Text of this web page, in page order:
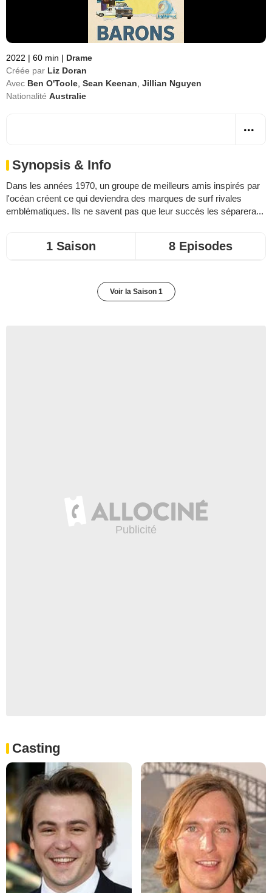
2022 | 60 min | Drame
Créée par Liz Doran
Avec Ben O'Toole Sean Keenan Jillian Nguyen
Nationalité Australie
Synopsis & Info
Dans les années 1970, un groupe de meilleurs amis inspirés par
l'océan créent ce qui deviendra des marques de surf rivales
emblématiques. Ils ne savent pas que leur succès les séparera...
1 Saison 8 Episodes
Voir la Saison 1
Casting